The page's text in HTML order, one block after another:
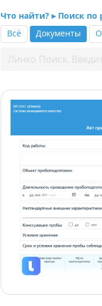
Что найти? ▸ Поиск
Всё
Документы